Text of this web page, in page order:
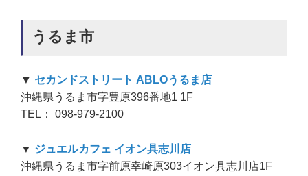
うるま市
▼ セカンドストリート ABLOうるま店
沖縄県うるま市字豊原396番地1 1F
TEL： 098-979-2100
▼ ジュエルカフェ イオン具志川店
沖縄県うるま市字前原幸崎原303イオン具志川店1F